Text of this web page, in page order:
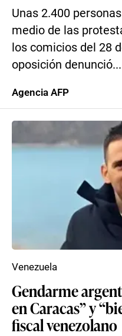
Unas 2.400
medio de las
los comicios del 28
oposición denunció...
Agencia AFP
Gendarme
en Caracas” y
fiscal venezolano
Venezuela